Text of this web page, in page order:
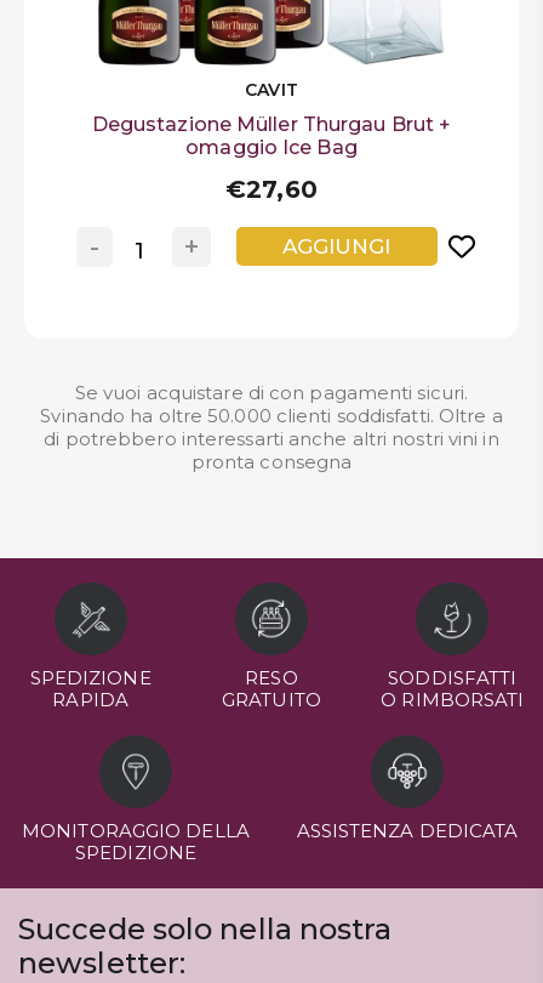
CAVIT
Degustazione Müller Thurgau Brut +
omaggio Ice Bag
€27,60
+
- AGGIUNGI
Se vuoi acquistare di con pagamenti sicuri.
Svinando ha oltre 50.000 clienti soddisfatti. Oltre a
di potrebbero interessarti anche altri nostri vini in
pronta consegna
SPEDIZIONE
RAPIDA
RESO
GRATUITO
SODDISFATTI
O RIMBORSATI
MONITORAGGIO DELLA
SPEDIZIONE
ASSISTENZA DEDICATA
Succede solo nella nostra
newsletter: